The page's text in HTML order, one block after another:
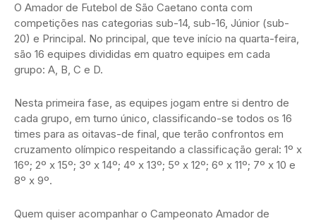
O Amador de Futebol de São Caetano conta com
competições nas categorias sub-14, sub-16, Júnior (sub-
20) e Principal. No principal, que teve início na quarta-feira,
são 16 equipes divididas em quatro equipes em cada
grupo: A, B, C e D.
Nesta primeira fase, as equipes jogam entre si dentro de
cada grupo, em turno único, classificando-se todos os 16
times para as oitavas-de final, que terão confrontos em
cruzamento olímpico respeitando a classificação geral: 1º x
16º; 2º x 15º; 3º x 14º; 4º x 13º; 5º x 12º; 6º x 11º; 7º x 10 e
8º x 9º.
Quem quiser acompanhar o Campeonato Amador de